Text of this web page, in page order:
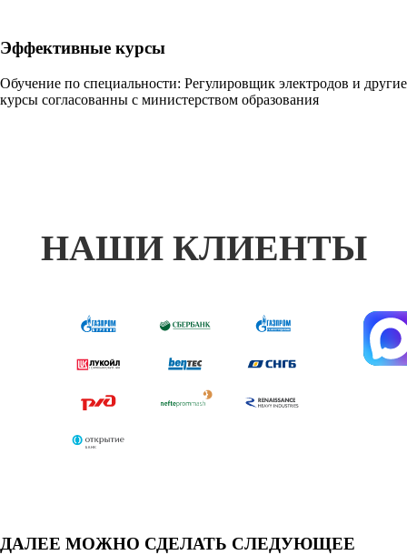
Эффективные курсы
Обучение по специальности: Регулировщик электродов и другие
курсы согласованны с министерством образования
НАШИ КЛИЕНТЫ
ДАЛЕЕ МОЖНО СДЕЛАТЬ СЛЕДУЮЩЕЕ